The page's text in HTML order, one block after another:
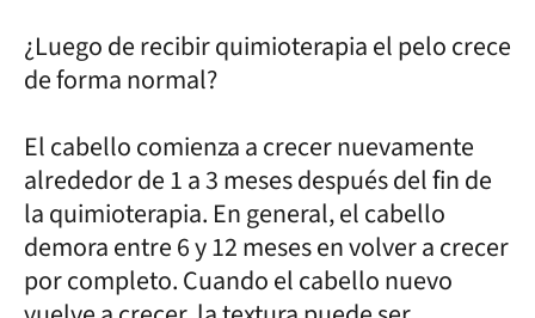
¿Luego de recibir quimioterapia el pelo crece
de forma normal?
El cabello comienza a crecer nuevamente
alrededor de 1 a 3 meses después del fin de
la quimioterapia. En general, el cabello
demora entre 6 y 12 meses en volver a crecer
por completo. Cuando el cabello nuevo